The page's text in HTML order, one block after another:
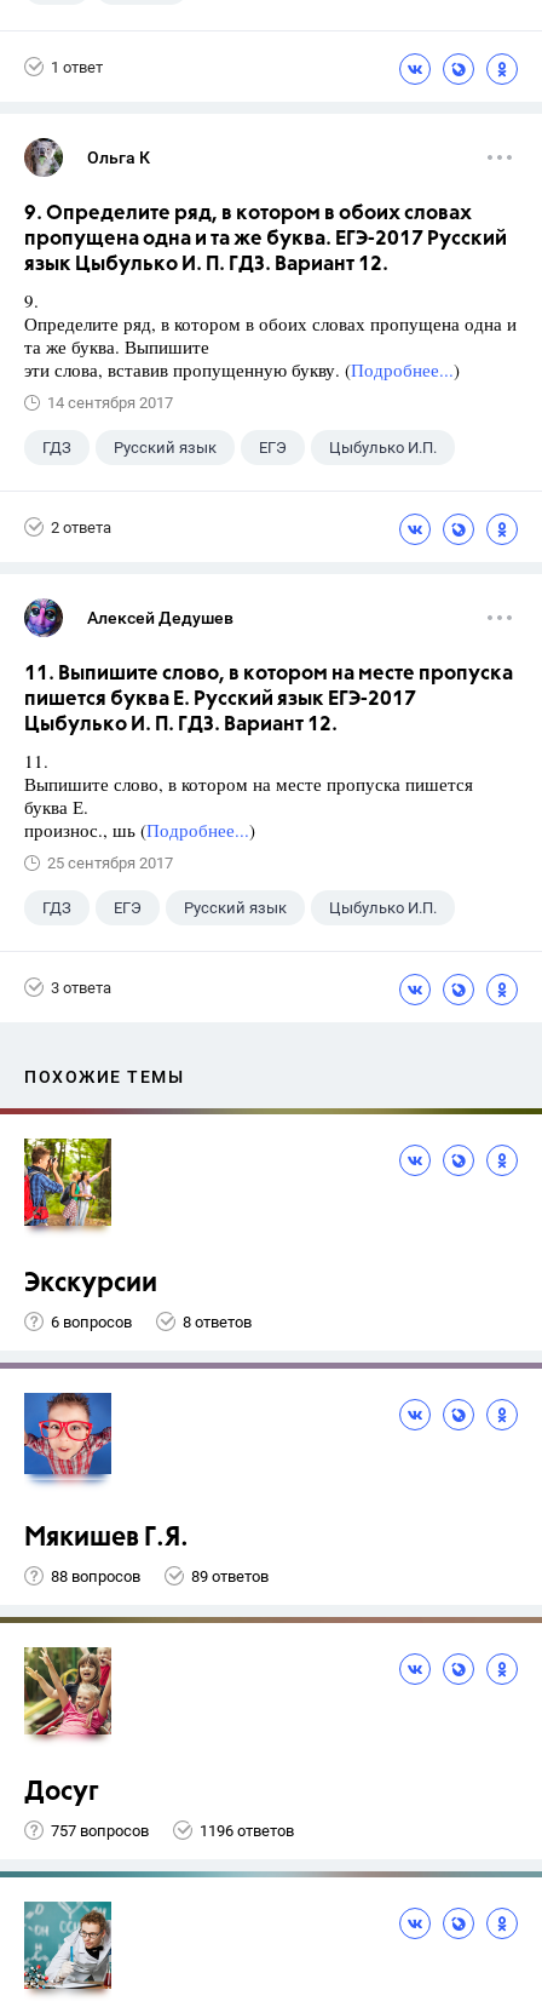
1 ответ
Ольга К
9. Определите ряд, в котором в обоих словах
пропущена одна и та же буква. ЕГЭ-2017 Русский
язык Цыбулько И. П. ГДЗ. Вариант 12.
9.
Определите ряд, в котором в обоих словах пропущена одна и
та же буква. Выпишите
эти слова, вставив пропущенную букву. (Подробнее...)
14 сентября 2017
ГДЗ Русский язык ЕГЭ Цыбулько И.П.
2 ответа
Алексей Дедушев
11. Выпишите слово, в котором на месте пропуска
пишется буква Е. Русский язык ЕГЭ-2017
Цыбулько И. П. ГДЗ. Вариант 12.
11.
Выпишите слово, в котором на месте пропуска пишется
буква Е.
произнос., шь (Подробнее...)
25 сентября 2017
ГДЗ ЕГЭ Русский язык Цыбулько И.П.
3 ответа
ПОХОЖИЕ ТЕМЫ
Экскурсии
6 вопросов 8 ответов
Мякишев Г.Я.
88 вопросов 89 ответов
Досуг
757 вопросов 1196 ответов